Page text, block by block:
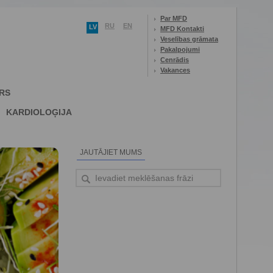
LV RU EN
Par MFD
MFD Kontakti
Veselības grāmata
Pakalpojumi
Cenrādis
Vakances
KARDIOLOĢIJA
JAUTĀJIET MUMS